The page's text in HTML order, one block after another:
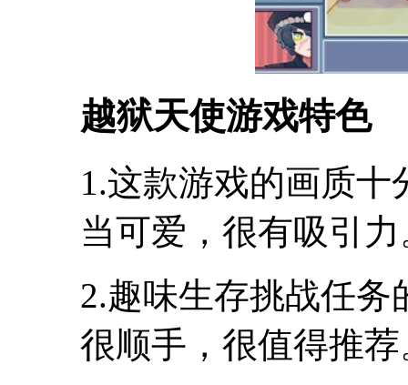
越狱天使游戏特色
1.这款游戏的画质
当可爱，很有吸引力
2.趣味生存挑战任
很顺手，很值得推荐